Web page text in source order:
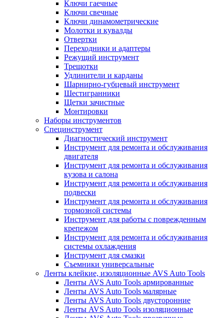
Ключи гаечные
Ключи свечные
Ключи динамометрические
Молотки и кувалды
Отвертки
Переходники и адаптеры
Режущий инструмент
Трещотки
Удлинители и карданы
Шарнирно-губцевый инструмент
Шестигранники
Щетки зачистные
Монтировки
Наборы инструментов
Специнструмент
Диагностический инструмент
Инструмент для ремонта и обслуживания
двигателя
Инструмент для ремонта и обслуживания
кузова и салона
Инструмент для ремонта и обслуживания
подвески
Инструмент для ремонта и обслуживания
тормозной системы
Инструмент для работы с поврежденным
крепежом
Инструмент для ремонта и обслуживания
системы охлаждения
Инструмент для смазки
Съемники универсальные
Ленты клейкие, изоляционные AVS Auto Tools
Ленты AVS Auto Tools армированные
Ленты AVS Auto Tools малярные
Ленты AVS Auto Tools двусторонние
Ленты AVS Auto Tools изоляционные